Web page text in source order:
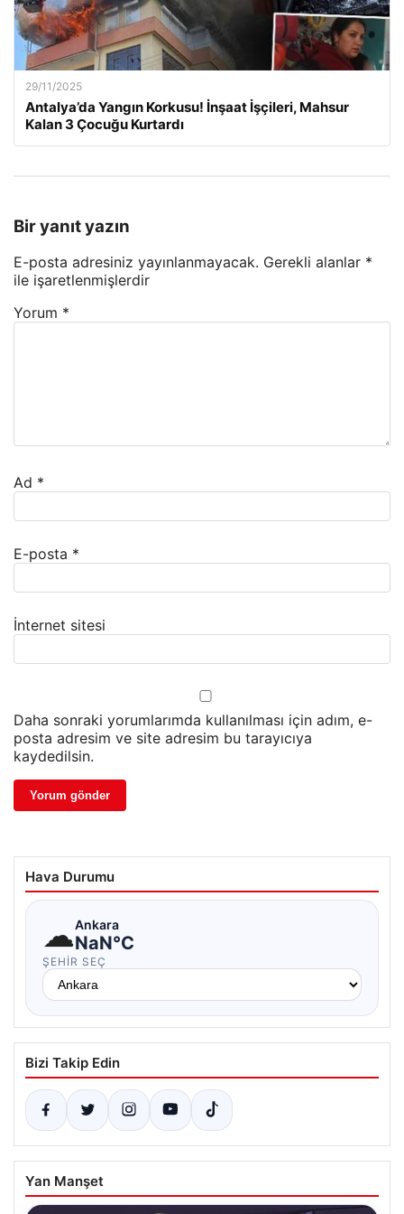
29/11/2025
Antalya’da Yangın Korkusu! İnşaat İşçileri, Mahsur
Kalan 3 Çocuğu Kurtardı
Bir yanıt yazın
E-posta adresiniz yayınlanmayacak. Gerekli alanlar *
ile işaretlenmişlerdir
Yorum *
Ad *
E-posta *
İnternet sitesi
Daha sonraki yorumlarımda kullanılması için adım, e-
posta adresim ve site adresim bu tarayıcıya
kaydedilsin.
Hava Durumu
☁Ankara
NaN°C
ŞEHIR SEÇ
Bizi Takip Edin
Yan Manşet